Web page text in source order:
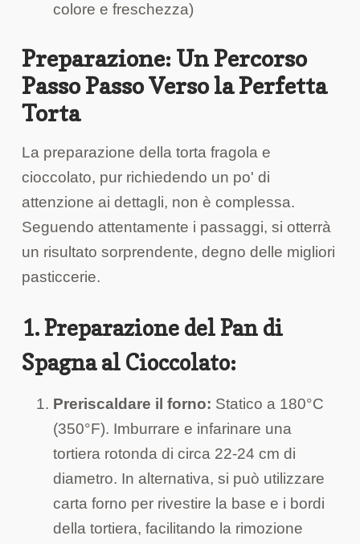
colore e freschezza)
Preparazione: Un Percorso
Passo Passo Verso la Perfetta
Torta
La preparazione della torta fragola e
cioccolato, pur richiedendo un po' di
attenzione ai dettagli, non è complessa.
Seguendo attentamente i passaggi, si otterrà
un risultato sorprendente, degno delle migliori
pasticcerie.
1. Preparazione del Pan di
Spagna al Cioccolato:
Preriscaldare il forno: Statico a 180°C
(350°F). Imburrare e infarinare una
tortiera rotonda di circa 22-24 cm di
diametro. In alternativa, si può utilizzare
carta forno per rivestire la base e i bordi
della tortiera, facilitando la rimozione